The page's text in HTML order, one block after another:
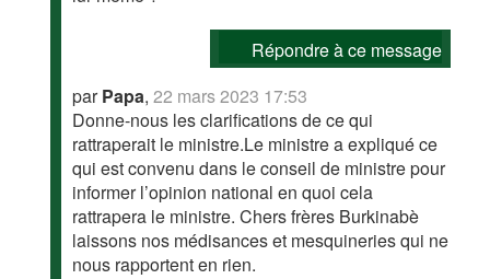
Répondre à ce message
parPapa,22 mars 2023 17:53
Donne-nous les clarifications de ce qui
rattraperait le ministre.Le ministre a expliqué ce
qui est convenu dans le conseil de ministre pour
informer l’opinion national en quoi cela
rattrapera le ministre. Chers frères Burkinabè
laissons nos médisances et mesquineries qui ne
nous rapportent en rien.